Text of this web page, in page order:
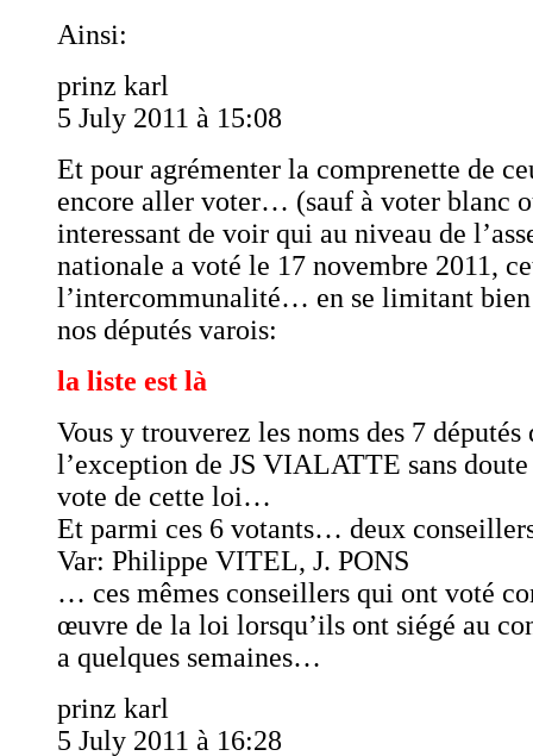
Ainsi:
prinz karl
5 July 2011 à 15:08
Et pour agrémenter la comprenette de
encore aller voter… (sauf à voter blanc
interessant de voir qui au niveau de
nationale a voté le 17 novembre 2011,
l’intercommunalité… en se limitant
nos députés varois:
la liste est là
Vous y trouverez les noms des 7 députés
l’exception de JS VIALATTE sans
vote de cette loi…
Et parmi ces 6 votants… deux
Var: Philippe VITEL, J. PONS
… ces mêmes conseillers qui ont voté
œuvre de la loi lorsqu’ils ont siégé au
a quelques semaines…
prinz karl
5 July 2011 à 16:28